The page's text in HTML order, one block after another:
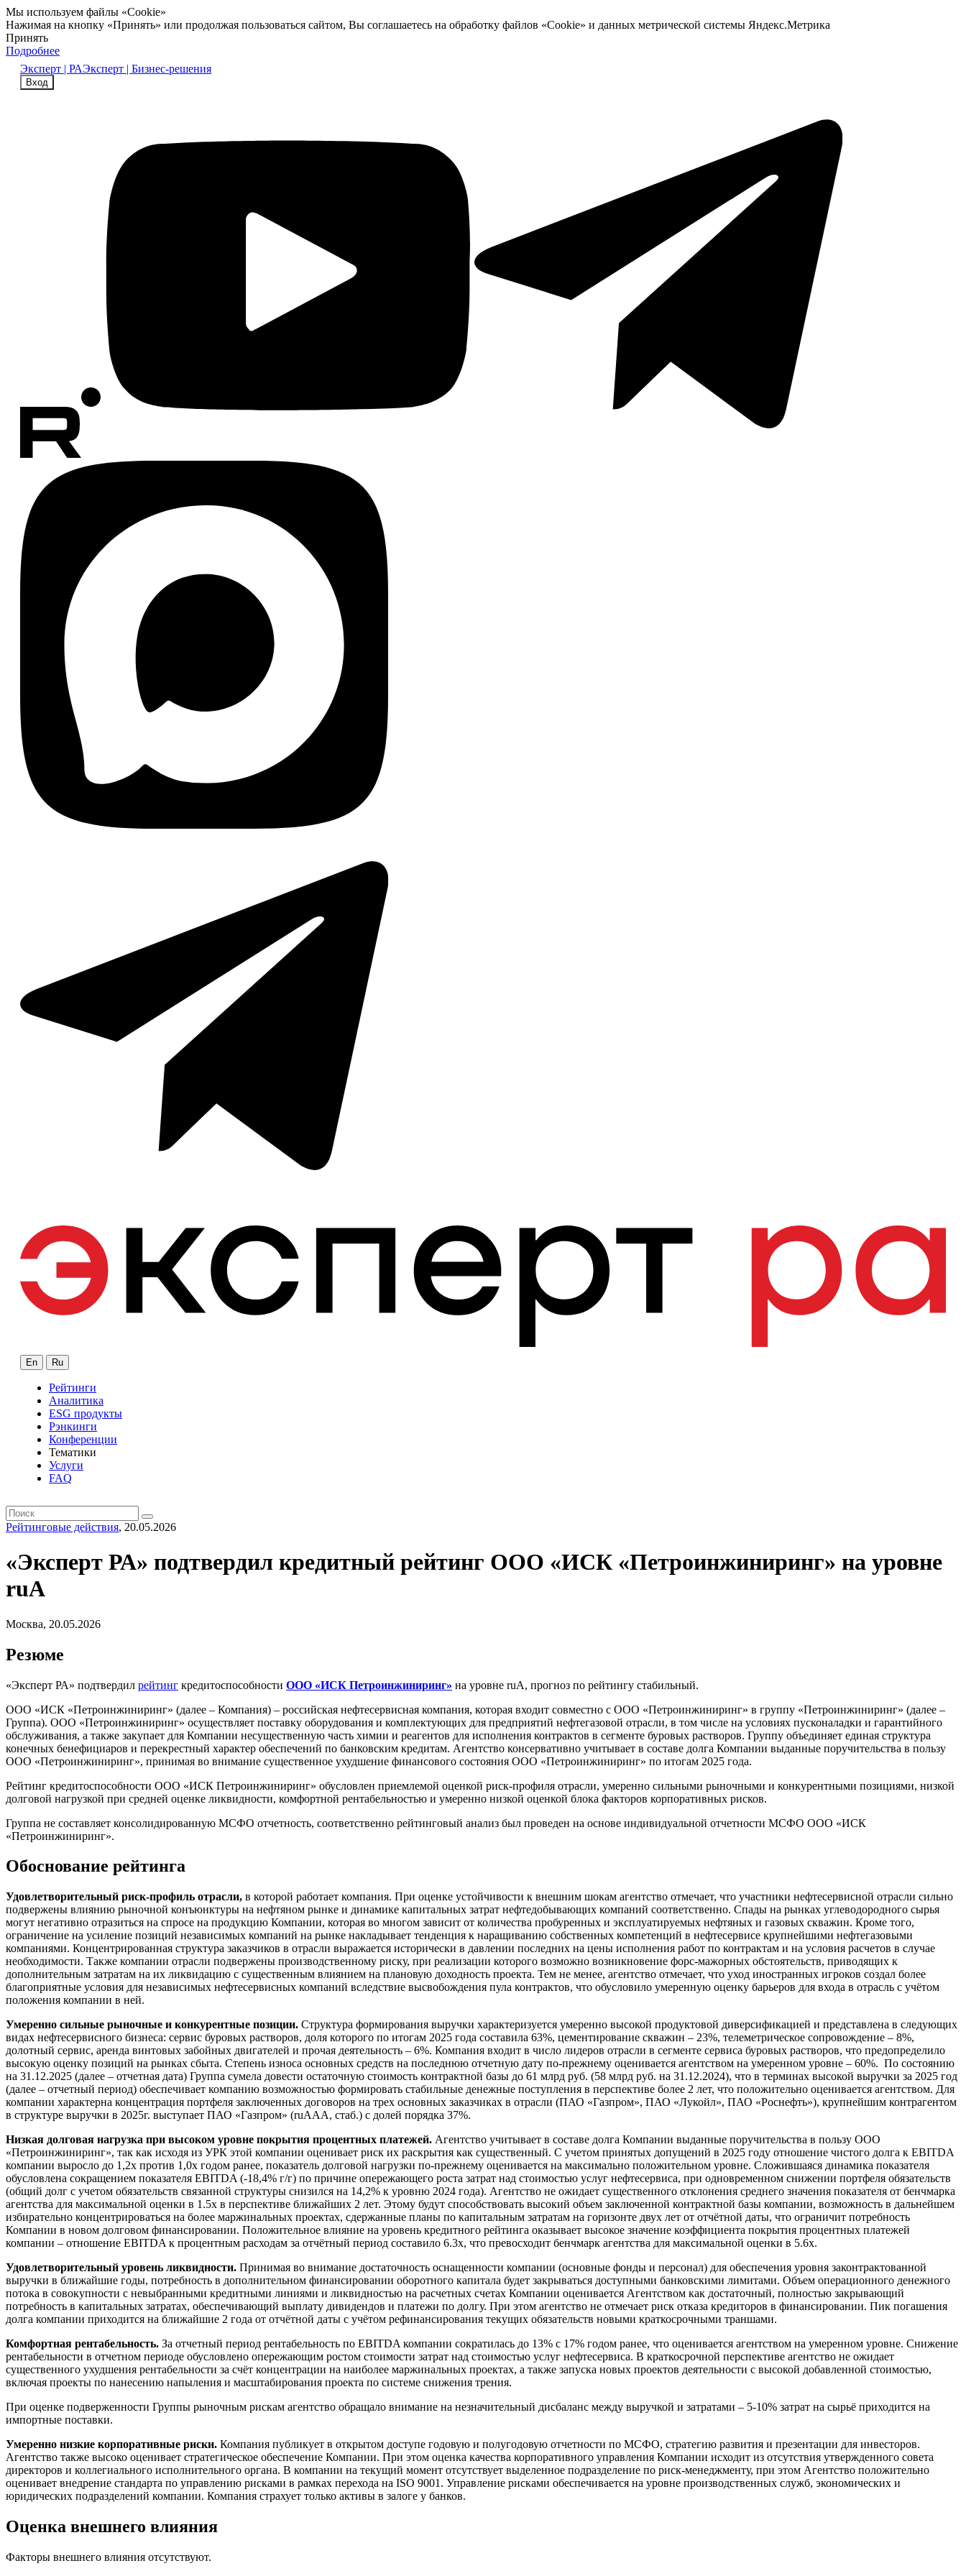
Мы используем файлы «Cookie»
Нажимая на кнопку «Принять» или продолжая пользоваться сайтом, Вы соглашаетесь на обработку файлов «Cookie» и данных метрической системы Яндекс.Метрика
Принять
Подробнее
Эксперт | РАЭксперт | Бизнес-решения
Вход
En Ru
Рейтинги
Аналитика
ESG продукты
Рэнкинги
Конференции
Тематики
Услуги
FAQ
Рейтинговые действия, 20.05.2026
«Эксперт РА» подтвердил кредитный рейтинг ООО «ИСК «Петроинжиниринг» на уровне
ruA
Москва, 20.05.2026
Резюме
«Эксперт РА» подтвердил рейтинг кредитоспособности ООО «ИСК Петроинжиниринг» на уровне ruA, прогноз по рейтингу стабильный.
ООО «ИСК «Петроинжиниринг» (далее – Компания) – российская нефтесервисная компания, которая входит совместно с ООО «Петроинжиниринг» в группу «Петроинжиниринг» (далее –
Группа). ООО «Петроинжиниринг» осуществляет поставку оборудования и комплектующих для предприятий нефтегазовой отрасли, в том числе на условиях пусконаладки и гарантийного
обслуживания, а также закупает для Компании несущественную часть химии и реагентов для исполнения контрактов в сегменте буровых растворов. Группу объединяет единая структура
конечных бенефициаров и перекрестный характер обеспечений по банковским кредитам. Агентство консервативно учитывает в составе долга Компании выданные поручительства в пользу
ООО «Петроинжиниринг», принимая во внимание существенное ухудшение финансового состояния ООО «Петроинжиниринг» по итогам 2025 года.
Рейтинг кредитоспособности ООО «ИСК Петроинжиниринг» обусловлен приемлемой оценкой риск-профиля отрасли, умеренно сильными рыночными и конкурентными позициями, низкой
долговой нагрузкой при средней оценке ликвидности, комфортной рентабельностью и умеренно низкой оценкой блока факторов корпоративных рисков.
Группа не составляет консолидированную МСФО отчетность, соответственно рейтинговый анализ был проведен на основе индивидуальной отчетности МСФО ООО «ИСК
«Петроинжиниринг».
Обоснование рейтинга
Удовлетворительный риск-профиль отрасли, в которой работает компания. При оценке устойчивости к внешним шокам агентство отмечает, что участники нефтесервисной отрасли сильно
подвержены влиянию рыночной конъюнктуры на нефтяном рынке и динамике капитальных затрат нефтедобывающих компаний соответственно. Спады на рынках углеводородного сырья
могут негативно отразиться на спросе на продукцию Компании, которая во многом зависит от количества пробуренных и эксплуатируемых нефтяных и газовых скважин. Кроме того,
ограничение на усиление позиций независимых компаний на рынке накладывает тенденция к наращиванию собственных компетенций в нефтесервисе крупнейшими нефтегазовыми
компаниями. Концентрированная структура заказчиков в отрасли выражается исторически в давлении последних на цены исполнения работ по контрактам и на условия расчетов в случае
необходимости. Также компании отрасли подвержены производственному риску, при реализации которого возможно возникновение форс-мажорных обстоятельств, приводящих к
дополнительным затратам на их ликвидацию с существенным влиянием на плановую доходность проекта. Тем не менее, агентство отмечает, что уход иностранных игроков создал более
благоприятные условия для независимых нефтесервисных компаний вследствие высвобождения пула контрактов, что обусловило умеренную оценку барьеров для входа в отрасль с учётом
положения компании в ней.
Умеренно сильные рыночные и конкурентные позиции. Структура формирования выручки характеризуется умеренно высокой продуктовой диверсификацией и представлена в следующих
видах нефтесервисного бизнеса: сервис буровых растворов, доля которого по итогам 2025 года составила 63%, цементирование скважин – 23%, телеметрическое сопровождение – 8%,
долотный сервис, аренда винтовых забойных двигателей и прочая деятельность – 6%. Компания входит в число лидеров отрасли в сегменте сервиса буровых растворов, что предопределило
высокую оценку позиций на рынках сбыта. Степень износа основных средств на последнюю отчетную дату по-прежнему оценивается агентством на умеренном уровне – 60%. По состоянию
на 31.12.2025 (далее – отчетная дата) Группа сумела довести остаточную стоимость контрактной базы до 61 млрд руб. (58 млрд руб. на 31.12.2024), что в терминах высокой выручки за 2025 год
(далее – отчетный период) обеспечивает компанию возможностью формировать стабильные денежные поступления в перспективе более 2 лет, что положительно оценивается агентством. Для
компании характерна концентрация портфеля заключенных договоров на трех основных заказчиках в отрасли (ПАО «Газпром», ПАО «Лукойл», ПАО «Роснефть»), крупнейшим контрагентом
в структуре выручки в 2025г. выступает ПАО «Газпром» (ruAAA, стаб.) с долей порядка 37%.
Низкая долговая нагрузка при высоком уровне покрытия процентных платежей. Агентство учитывает в составе долга Компании выданные поручительства в пользу ООО
«Петроинжиниринг», так как исходя из УРК этой компании оценивает риск их раскрытия как существенный. С учетом принятых допущений в 2025 году отношение чистого долга к EBITDA
компании выросло до 1,2х против 1,0х годом ранее, показатель долговой нагрузки по-прежнему оценивается на максимально положительном уровне. Сложившаяся динамика показателя
обусловлена сокращением показателя EBITDA (-18,4% г/г) по причине опережающего роста затрат над стоимостью услуг нефтесервиса, при одновременном снижении портфеля обязательств
(общий долг с учетом обязательств связанной структуры снизился на 14,2% к уровню 2024 года). Агентство не ожидает существенного отклонения среднего значения показателя от бенчмарка
агентства для максимальной оценки в 1.5х в перспективе ближайших 2 лет. Этому будут способствовать высокий объем заключенной контрактной базы компании, возможность в дальнейшем
избирательно концентрироваться на более маржинальных проектах, сдержанные планы по капитальным затратам на горизонте двух лет от отчётной даты, что ограничит потребность
Компании в новом долговом финансировании. Положительное влияние на уровень кредитного рейтинга оказывает высокое значение коэффициента покрытия процентных платежей
компании – отношение EBITDA к процентным расходам за отчётный период составило 6.3х, что превосходит бенчмарк агентства для максимальной оценки в 5.6х.
Удовлетворительный уровень ликвидности. Принимая во внимание достаточность оснащенности компании (основные фонды и персонал) для обеспечения уровня законтрактованной
выручки в ближайшие годы, потребность в дополнительном финансировании оборотного капитала будет закрываться доступными банковскими лимитами. Объем операционного денежного
потока в совокупности с невыбранными кредитными линиями и ликвидностью на расчетных счетах Компании оценивается Агентством как достаточный, полностью закрывающий
потребность в капитальных затратах, обеспечивающий выплату дивидендов и платежи по долгу. При этом агентство не отмечает риск отказа кредиторов в финансировании. Пик погашения
долга компании приходится на ближайшие 2 года от отчётной даты с учётом рефинансирования текущих обязательств новыми краткосрочными траншами.
Комфортная рентабельность. За отчетный период рентабельность по EBITDA компании сократилась до 13% с 17% годом ранее, что оценивается агентством на умеренном уровне. Снижение
рентабельности в отчетном периоде обусловлено опережающим ростом стоимости затрат над стоимостью услуг нефтесервиса. В краткосрочной перспективе агентство не ожидает
существенного ухудшения рентабельности за счёт концентрации на наиболее маржинальных проектах, а также запуска новых проектов деятельности с высокой добавленной стоимостью,
включая проекты по нанесению напыления и масштабирования проекта по системе снижения трения.
При оценке подверженности Группы рыночным рискам агентство обращало внимание на незначительный дисбаланс между выручкой и затратами – 5-10% затрат на сырьё приходится на
импортные поставки.
Умеренно низкие корпоративные риски. Компания публикует в открытом доступе годовую и полугодовую отчетности по МСФО, стратегию развития и презентации для инвесторов.
Агентство также высоко оценивает стратегическое обеспечение Компании. При этом оценка качества корпоративного управления Компании исходит из отсутствия утвержденного совета
директоров и коллегиального исполнительного органа. В компании на текущий момент отсутствует выделенное подразделение по риск-менеджменту, при этом Агентство положительно
оценивает внедрение стандарта по управлению рисками в рамках перехода на ISO 9001. Управление рисками обеспечивается на уровне производственных служб, экономических и
юридических подразделений компании. Компания страхует только активы в залоге у банков.
Оценка внешнего влияния
Факторы внешнего влияния отсутствуют.